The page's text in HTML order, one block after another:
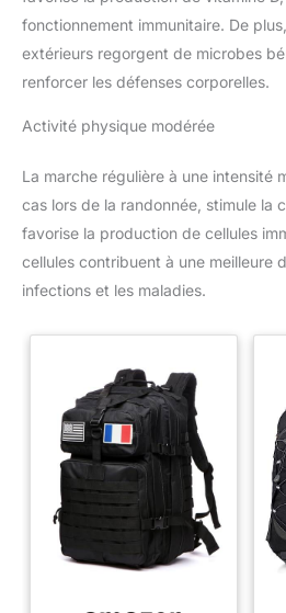
fonctionnement immunitaire. De
extérieurs regorgent de microbes
renforcer les défenses corporelles.
Activité physique modérée
La marche régulière à une intensité
cas lors de la randonnée, stimule la
favorise la production de cellules
cellules contribuent à une meilleure
infections et les maladies.